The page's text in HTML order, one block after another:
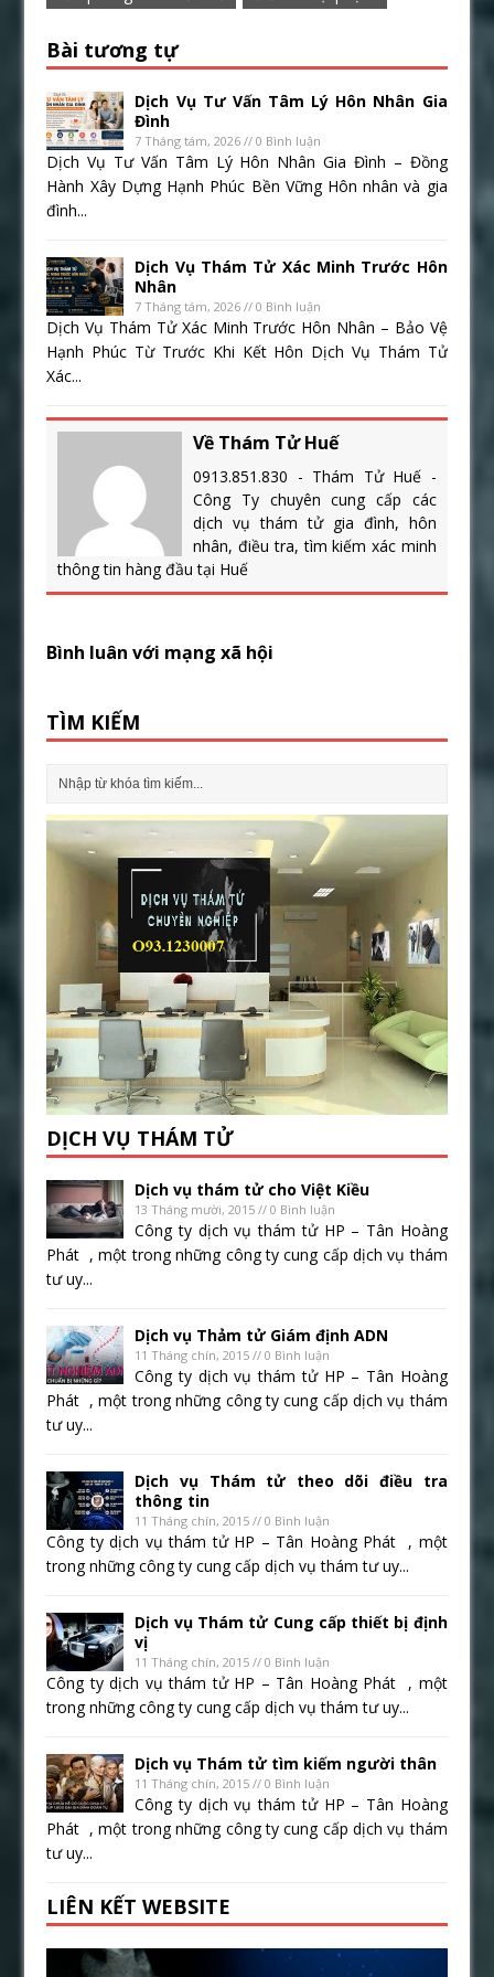
Bài tương tự
Dịch Vụ Tư Vấn Tâm Lý Hôn Nhân Gia
Đình
7 Tháng tám, 2026 // 0 Bình luận
Dịch Vụ Tư Vấn Tâm Lý Hôn Nhân Gia Đình – Đồng
Hành Xây Dựng Hạnh Phúc Bền Vững Hôn nhân và gia
đình...
Dịch Vụ Thám Tử Xác Minh Trước Hôn
Nhân
7 Tháng tám, 2026 // 0 Bình luận
Dịch Vụ Thám Tử Xác Minh Trước Hôn Nhân – Bảo Vệ
Hạnh Phúc Từ Trước Khi Kết Hôn Dịch Vụ Thám Tử
Xác...
Về Thám Tử Huế
0913.851.830 - Thám Tử Huế -
Công Ty chuyên cung cấp các
dịch vụ thám tử gia đình, hôn
nhân, điều tra, tìm kiếm xác minh
thông tin hàng đầu tại Huế
Bình luân với mạng xã hội
TÌM KIẾM
DỊCH VỤ THÁM TỬ
Dịch vụ thám tử cho Việt Kiều
13 Tháng mười, 2015 // 0 Bình luận
Công ty dịch vụ thám tử HP – Tân Hoàng
Phát , một trong những công ty cung cấp dịch vụ thám
tư uy...
Dịch vụ Thảm tử Giám định ADN
11 Tháng chín, 2015 // 0 Bình luận
Công ty dịch vụ thám tử HP – Tân Hoàng
Phát , một trong những công ty cung cấp dịch vụ thám
tư uy...
Dịch vụ Thám tử theo dõi điều tra
thông tin
11 Tháng chín, 2015 // 0 Bình luận
Công ty dịch vụ thám tử HP – Tân Hoàng Phát , một
trong những công ty cung cấp dịch vụ thám tư uy...
Dịch vụ Thám tử Cung cấp thiết bị định
vị
11 Tháng chín, 2015 // 0 Bình luận
Công ty dịch vụ thám tử HP – Tân Hoàng Phát , một
trong những công ty cung cấp dịch vụ thám tư uy...
Dịch vụ Thám tử tìm kiếm người thân
11 Tháng chín, 2015 // 0 Bình luận
Công ty dịch vụ thám tử HP – Tân Hoàng
Phát , một trong những công ty cung cấp dịch vụ thám
tư uy...
LIÊN KẾT WEBSITE